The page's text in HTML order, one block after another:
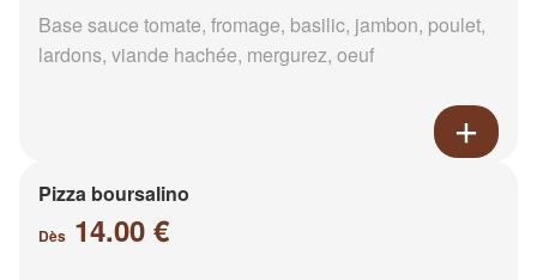
Base sauce tomate, fromage, basilic, jambon, poulet,
lardons, viande hachée, mergurez, oeuf
Pizza boursalino
Dès 14.00 €